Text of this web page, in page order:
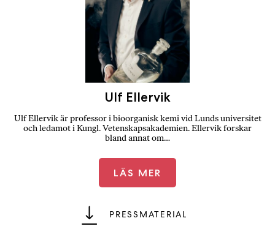
Ulf Ellervik
Ulf Ellervik är professor i bioorganisk kemi vid Lunds universitet
och ledamot i Kungl. Vetenskapsakademien. Ellervik forskar
bland annat om…
LÄS MER
PRESSMATERIAL